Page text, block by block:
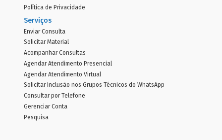
Política de Privacidade
Serviços
Enviar Consulta
Solicitar Material
Acompanhar Consultas
Agendar Atendimento Presencial
Agendar Atendimento Virtual
Solicitar Inclusão nos Grupos Técnicos do WhatsApp
Consultar por Telefone
Gerenciar Conta
Pesquisa